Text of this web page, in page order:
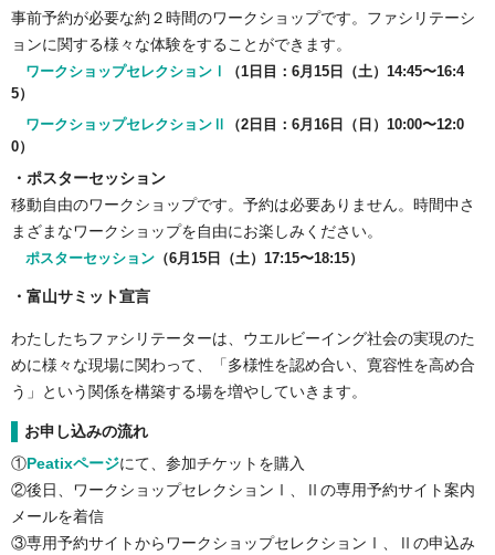
事前予約が必要な約２時間のワークショップです。ファシリテーシ
ョンに関する様々な体験をすることができます。
ワークショップセレクションⅠ
（1日目：6月15日（土）14:45〜16:4
5）
ワークショップセレクションⅡ
（2日目：6月16日（日）10:00〜12:0
0）
・ポスターセッション
移動自由のワークショップです。予約は必要ありません。時間中さ
まざまなワークショップを自由にお楽しみください。
ポスターセッション （6月15日（土）17:15〜18:15）
・富山サミット宣言
わたしたちファシリテーターは、ウエルビーイング社会の実現のた
めに様々な現場に関わって、「多様性を認め合い、寛容性を高め合
う」という関係を構築する場を増やしていきます。
お申し込みの流れ
① Peatixページにて、参加チケットを購入
②後日、ワークショップセレクションⅠ、Ⅱの専用予約サイト案内
メールを着信
③専用予約サイトからワークショップセレクションⅠ、Ⅱの申込み